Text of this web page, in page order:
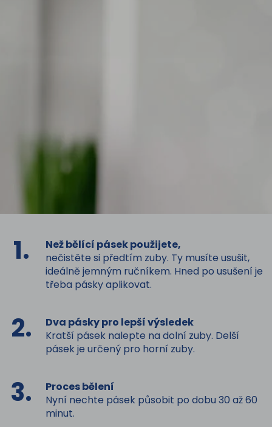
1.
Než bělící pásek použijete,
nečistěte si předtím zuby. Ty musíte usušit,
ideálně jemným ručníkem. Hned po usušení je
třeba pásky aplikovat.
2.
Dva pásky pro lepší výsledek
Kratší pásek nalepte na dolní zuby. Delší
pásek je určený pro horní zuby.
3.
Proces bělení
Nyní nechte pásek působit po dobu 30 až 60
minut.